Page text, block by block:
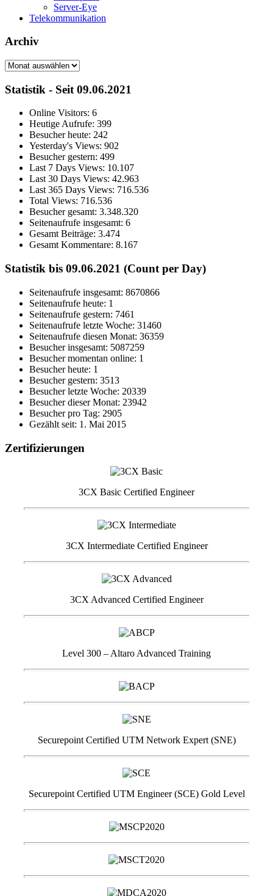
Server-Eye
Telekommunikation
Archiv
Archiv
Statistik - Seit 09.06.2021
Online Visitors: 6
Heutige Aufrufe: 399
Besucher heute: 242
Yesterday's Views: 902
Besucher gestern: 499
Last 7 Days Views: 10.107
Last 30 Days Views: 42.963
Last 365 Days Views: 716.536
Total Views: 716.536
Besucher gesamt: 3.348.320
Seitenaufrufe insgesamt: 6
Gesamt Beiträge: 3.474
Gesamt Kommentare: 8.167
Statistik bis 09.06.2021 (Count per Day)
Seitenaufrufe insgesamt: 8670866
Seitenaufrufe heute: 1
Seitenaufrufe gestern: 7461
Seitenaufrufe letzte Woche: 31460
Seitenaufrufe diesen Monat: 36359
Besucher insgesamt: 5087259
Besucher momentan online: 1
Besucher heute: 1
Besucher gestern: 3513
Besucher letzte Woche: 20339
Besucher dieser Monat: 23942
Besucher pro Tag: 2905
Gezählt seit: 1. Mai 2015
Zertifizierungen
3CX Basic Certified Engineer
3CX Intermediate Certified Engineer
3CX Advanced Certified Engineer
Level 300 – Altaro Advanced Training
Securepoint Certified UTM Network Expert (SNE)
Securepoint Certified UTM Engineer (SCE) Gold Level